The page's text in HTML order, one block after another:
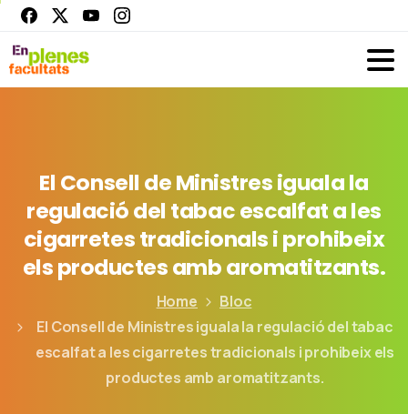
El Consell deMinistresigualala
regulaciódel tabacescalfatales
cigarretestradicionalsiprohibeix
elsproductesambaromatitzants.
Home
Bloc
El Consell de Ministres iguala la regulació del tabac
escalfat a les cigarretes tradicionals i prohibeix els
productes amb aromatitzants.